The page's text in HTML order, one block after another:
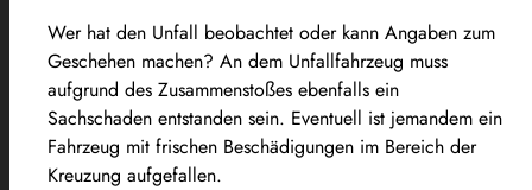
Wer hat den Unfall beobachtet oder kann Angaben zum
Geschehen machen? An dem Unfallfahrzeug muss
aufgrund des Zusammenstoßes ebenfalls ein
Sachschaden entstanden sein. Eventuell ist jemandem ein
Fahrzeug mit frischen Beschädigungen im Bereich der
Kreuzung aufgefallen.